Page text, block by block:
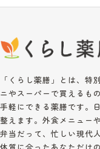
「くらし薬膳」とは、特
ニやスーパーで買えるも
手軽にできる薬膳です。
整えます。外食メニュー
弁当だって、忙しい現代